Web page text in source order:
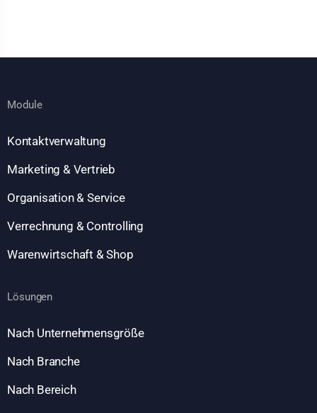
Module
Kontaktverwaltung
Marketing & Vertrieb
Organisation & Service
Verrechnung & Controlling
Warenwirtschaft & Shop
Lösungen
Nach Unternehmensgröße
Nach Branche
Nach Bereich